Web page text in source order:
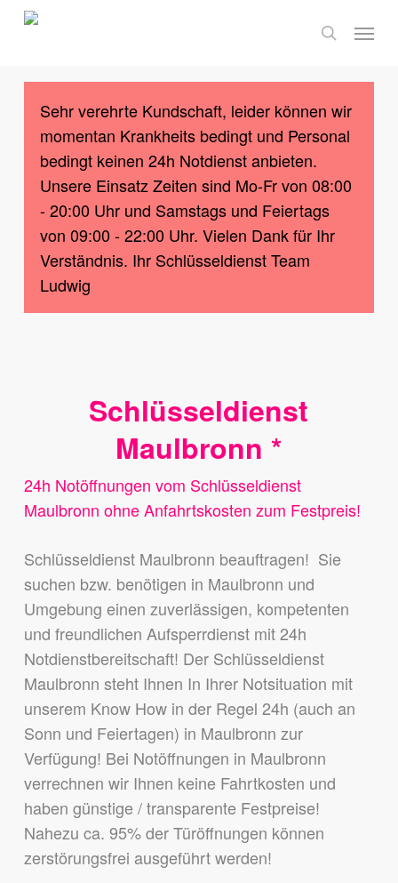
Skip
content
search
Menu
Sehr verehrte Kundschaft, leider können wir
momentan Krankheits bedingt und Personal
bedingt keinen 24h Notdienst anbieten.
Unsere Einsatz Zeiten sind Mo-Fr von 08:00
- 20:00 Uhr und Samstags und Feiertags
von 09:00 - 22:00 Uhr. Vielen Dank für Ihr
Verständnis. Ihr Schlüsseldienst Team
Ludwig
Schlüsseldienst
Maulbronn *
24h Notöffnungen vom Schlüsseldienst
Maulbronn ohne Anfahrtskosten zum Festpreis!
Schlüsseldienst Maulbronn beauftragen! Sie
suchen bzw. benötigen in Maulbronn und
Umgebung einen zuverlässigen, kompetenten
und freundlichen Aufsperrdienst mit 24h
Notdienstbereitschaft! Der Schlüsseldienst
Maulbronn steht Ihnen In Ihrer Notsituation mit
unserem Know How in der Regel 24h (auch an
Sonn und Feiertagen) in Maulbronn zur
Verfügung! Bei Notöffnungen in Maulbronn
verrechnen wir Ihnen keine Fahrtkosten und
haben günstige / transparente Festpreise!
Nahezu ca. 95% der Türöffnungen können
zerstörungsfrei ausgeführt werden!